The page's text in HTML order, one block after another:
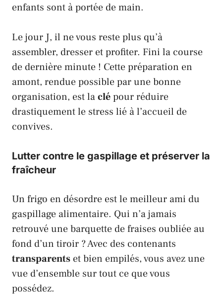
enfants sont à portée de main.
Le jour J, il ne vous reste plus qu’à
assembler, dresser et profiter. Fini la course
de dernière minute ! Cette préparation en
amont, rendue possible par une bonne
organisation, est laclépour réduire
drastiquement le stress lié à l’accueil de
convives.
Lutter contre le gaspillage et préserver la
fraîcheur
Un frigo en désordre est le meilleur ami du
gaspillage alimentaire. Qui n’a jamais
retrouvé une barquette de fraises oubliée au
fond d’un tiroir ? Avec des contenants
transparents et bien empilés, vous avez une
vue d’ensemble sur tout ce que vous
possédez.